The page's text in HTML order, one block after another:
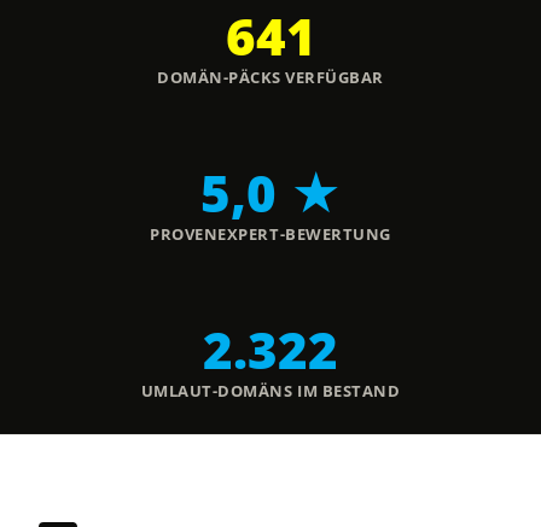
641
DOMÄN-PÄCKS VERFÜGBAR
5,0 ★
PROVENEXPERT-BEWERTUNG
2.322
UMLAUT-DOMÄNS IM BESTAND